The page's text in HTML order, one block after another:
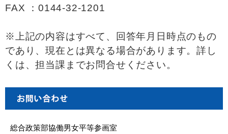
FAX ：0144-32-1201
※上記の内容はすべて、回答年月日時点のもの
であり、現在とは異なる場合があります。詳し
くは、担当課までお問合せください。
総合政策部協働男女平等参画室